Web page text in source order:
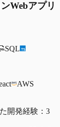
Webアプリ
SQL
AWS
開発経験：3